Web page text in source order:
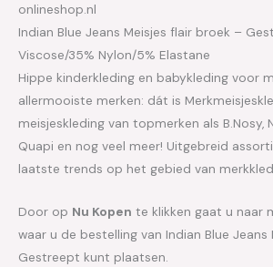
onlineshop.nl
Indian Blue Jeans Meisjes flair broek –
Viscose/35% Nylon/5% Elastane
Hippe kinderkleding en babykleding voor
allermooiste merken: dát is
meisjeskleding van topmerken als B.Nosy,
Quapi en nog veel meer! Uitgebreid
laatste trends op het gebied van
Door op Nu Kopen te klikken gaat u naar
waar u de bestelling van Indian Blue
Gestreept kunt plaatsen.